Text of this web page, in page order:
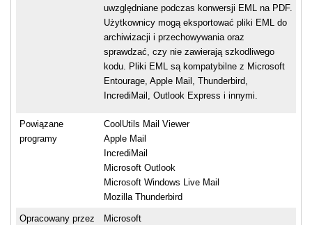
uwzględniane podczas konwersji EML na PDF.
Użytkownicy mogą eksportować pliki EML do
archiwizacji i przechowywania oraz
sprawdzać, czy nie zawierają szkodliwego
kodu. Pliki EML są kompatybilne z Microsoft
Entourage, Apple Mail, Thunderbird,
IncrediMail, Outlook Express i innymi.
Powiązane
programy
CoolUtils Mail Viewer
Apple Mail
IncrediMail
Microsoft Outlook
Microsoft Windows Live Mail
Mozilla Thunderbird
Opracowany przez Microsoft